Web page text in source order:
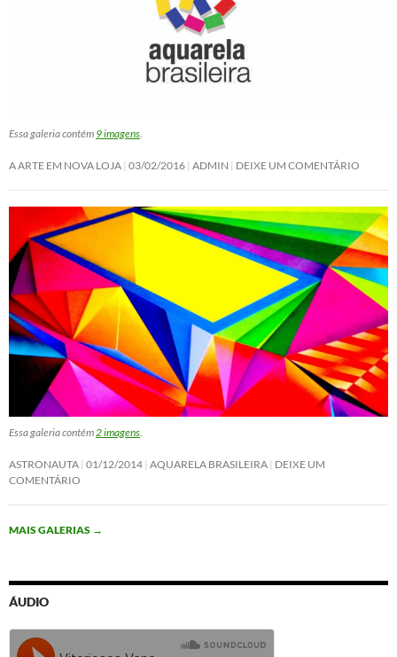
Essa galeria contém 9 imagens.
A ARTE EM NOVA LOJA 03/02/2016 ADMIN DEIXE UM COMENTÁRIO
Essa galeria contém 2 imagens
ASTRONAUTA 01/12/2014 AQUARELA BRASILEIRA DEIXE UM
COMENTÁRIO
MAIS GALERIAS →
ÁUDIO